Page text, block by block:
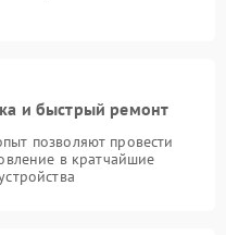
и быстрый ремонт
позволяют провести
в кратчайшие